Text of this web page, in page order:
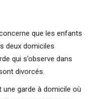
que les enfants
deux domiciles
qui s’observe dans
divorcés.
une garde à domicile où